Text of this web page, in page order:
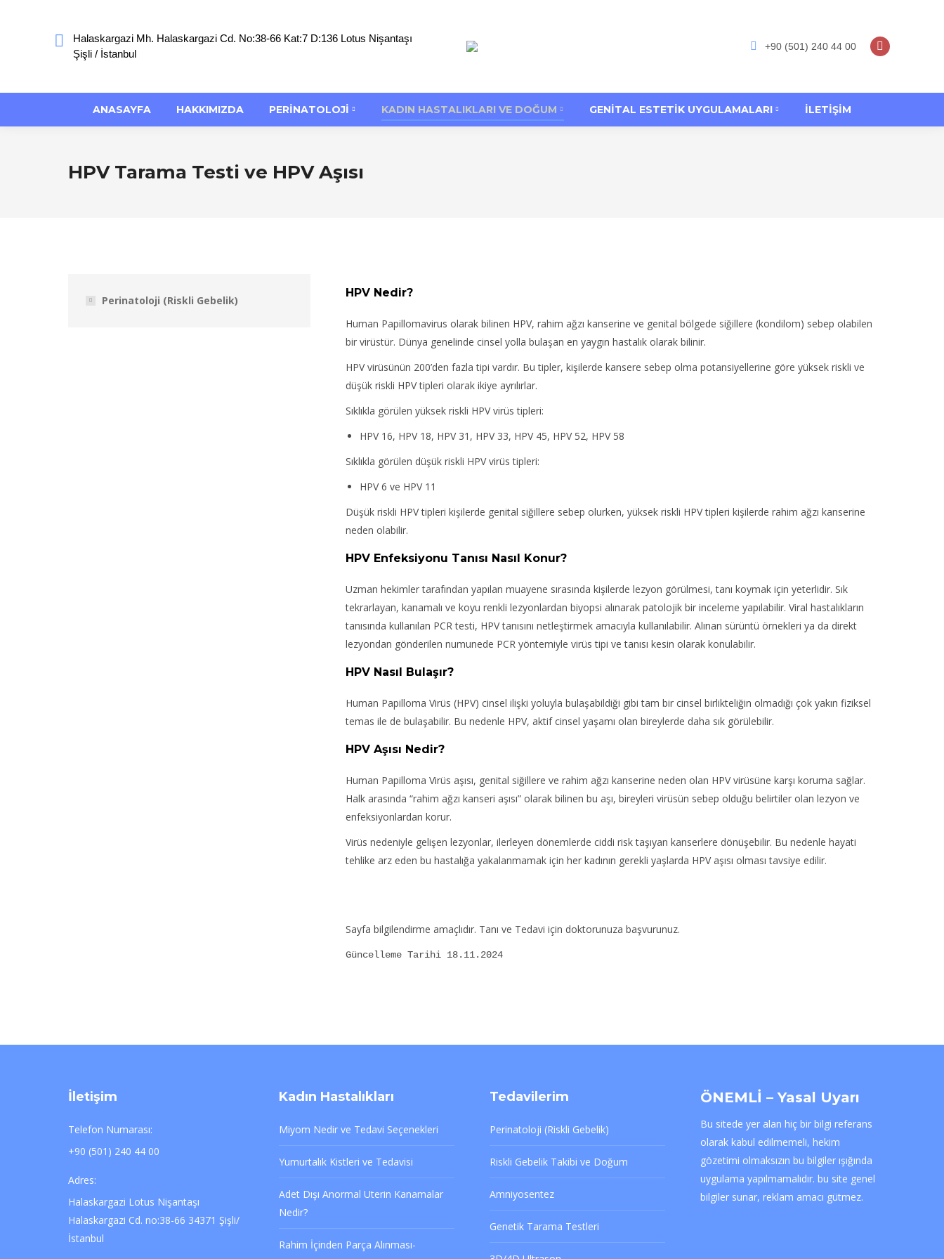
Halaskargazi Mh. Halaskargazi Cd. No:38-66 Kat:7 D:136 Lotus Nişantaşı
Şişli / İstanbul
+90 (501) 240 44 00
ANASAYFA HAKKIMIZDA PERINATOLOJI KADIN HASTALIKLARI VE DOĞUM GENITAL ESTETIK UYGULAMALARI İLETIŞIM
HPV Tarama Testi ve HPV Aşısı
HPV Nedir?
Human Papillomavirus olarak bilinen HPV, rahim ağzı kanserine ve genital bölgede siğillere (kondilom) sebep olabilen
bir virüstür. Dünya genelinde cinsel yolla bulaşan en yaygın hastalık olarak bilinir.
HPV virüsünün 200’den fazla tipi vardır. Bu tipler, kişilerde kansere sebep olma potansiyellerine göre yüksek riskli ve
düşük riskli HPV tipleri olarak ikiye ayrılırlar.
Sıklıkla görülen yüksek riskli HPV virüs tipleri:
HPV 16, HPV 18, HPV 31, HPV 33, HPV 45, HPV 52, HPV 58
Sıklıkla görülen düşük riskli HPV virüs tipleri:
HPV 6 ve HPV 11
Düşük riskli HPV tipleri kişilerde genital siğillere sebep olurken, yüksek riskli HPV tipleri kişilerde rahim ağzı kanserine
neden olabilir.
HPV Enfeksiyonu Tanısı Nasıl Konur?
Uzman hekimler tarafından yapılan muayene sırasında kişilerde lezyon görülmesi, tanı koymak için yeterlidir. Sık
tekrarlayan, kanamalı ve koyu renkli lezyonlardan biyopsi alınarak patolojik bir inceleme yapılabilir. Viral hastalıkların
tanısında kullanılan PCR testi, HPV tanısını netleştirmek amacıyla kullanılabilir. Alınan sürüntü örnekleri ya da direkt
lezyondan gönderilen numunede PCR yöntemiyle virüs tipi ve tanısı kesin olarak konulabilir.
HPV Nasıl Bulaşır?
Human Papilloma Virüs (HPV) cinsel ilişki yoluyla bulaşabildiği gibi tam bir cinsel birlikteliğin olmadığı çok yakın fiziksel
temas ile de bulaşabilir. Bu nedenle HPV, aktif cinsel yaşamı olan bireylerde daha sık görülebilir.
HPV Aşısı Nedir?
Human Papilloma Virüs aşısı, genital siğillere ve rahim ağzı kanserine neden olan HPV virüsüne karşı koruma sağlar.
Halk arasında “rahim ağzı kanseri aşısı” olarak bilinen bu aşı, bireyleri virüsün sebep olduğu belirtiler olan lezyon ve
enfeksiyonlardan korur.
Virüs nedeniyle gelişen lezyonlar, ilerleyen dönemlerde ciddi risk taşıyan kanserlere dönüşebilir. Bu nedenle hayati
tehlike arz eden bu hastalığa yakalanmamak için her kadının gerekli yaşlarda HPV aşısı olması tavsiye edilir.
Sayfa bilgilendirme amaçlıdır. Tanı ve Tedavi için doktorunuza başvurunuz.
Güncelleme Tarihi 18.11.2024
Perinatoloji (Riskli Gebelik)
İletişim
Telefon Numarası:
+90 (501) 240 44 00
Adres:
Halaskargazi Lotus Nişantaşı
Halaskargazi Cd. no:38-66 34371 Şişli/
İstanbul
Kadın Hastalıkları
Miyom Nedir ve Tedavi Seçenekleri
Yumurtalık Kistleri ve Tedavisi
Adet Dışı Anormal Uterin Kanamalar
Nedir?
Rahim İçinden Parça Alınması-
Tedavilerim
Perinatoloji (Riskli Gebelik)
Riskli Gebelik Takibi ve Doğum
Amniyosentez
Genetik Tarama Testleri
ÖNEMLİ – Yasal Uyarı
Bu sitede yer alan hiç bir bilgi referans
olarak kabul edilmemeli, hekim
gözetimi olmaksızın bu bilgiler ışığında
uygulama yapılmamalıdır. bu site genel
bilgiler sunar, reklam amacı gütmez.